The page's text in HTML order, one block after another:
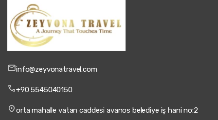
info@zeyvonatravel.com
+90 5545040150
orta mahalle vatan caddesi avanos belediye iş hani no:2